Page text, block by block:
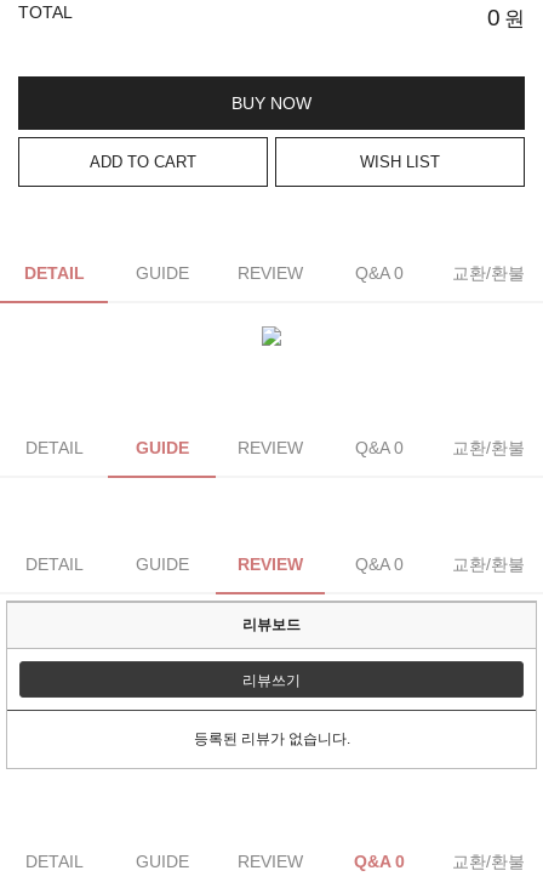
TOTAL 0 원
BUY NOW
ADD TO CART WISH LIST
DETAIL GUIDE REVIEW Q&A 0 교환/환불
DETAIL GUIDE REVIEW Q&A 0 교환/환불
DETAIL GUIDE REVIEW Q&A 0 교환/환불
리뷰보드
리뷰쓰기
등록된 리뷰가 없습니다.
DETAIL GUIDE REVIEW Q&A 0 교환/환불